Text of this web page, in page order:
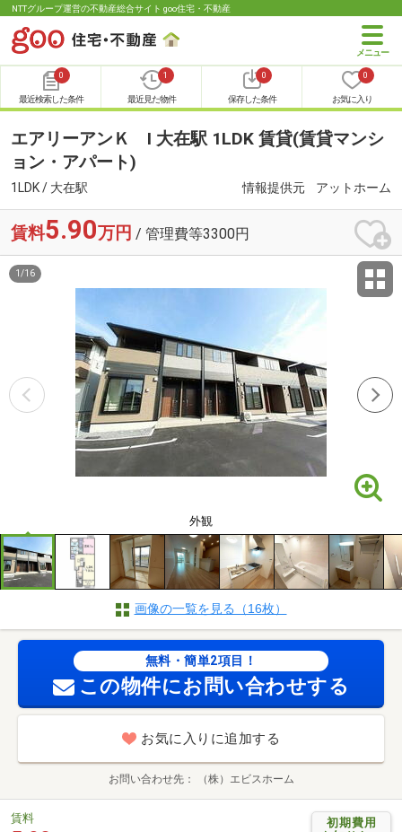
NTTグループ運営の不動産総合サイト goo住宅・不動産
0
最近検索した条件
1
最近見た物件
0
保存した条件
0
お気に入り
エアリーアンＫ Ⅰ 大在駅 1LDK 賃貸(賃貸マンシ
ョン・アパート)
1LDK / 大在駅 情報提供元 アットホーム
賃料5.90万円 / 管理費等3300円
外観
1 /16
画像の一覧を見る（16枚）
無料・簡単2項目！
この物件にお問い合わせする
お気に入りに追加する
お問い合わせ先 （株）エビスホーム
初期費用
賃料